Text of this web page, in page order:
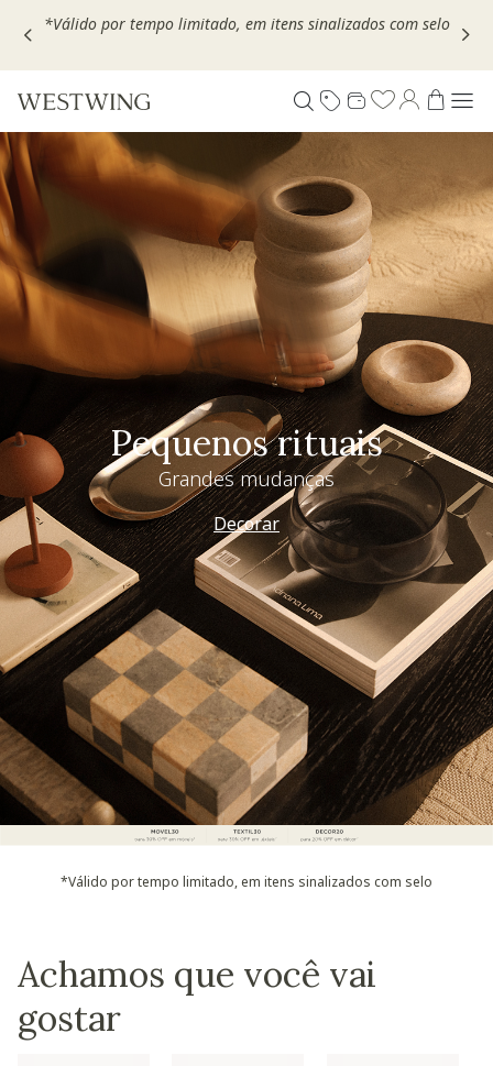
Escolha seu VOUCHER e ganhe até 30% OFF*: useMOVEL30,
Pequenos rituais
Grandes mudanças
Decorar
*Válido por tempo limitado, em itens sinalizados com selo
Achamos que você vai
gostar